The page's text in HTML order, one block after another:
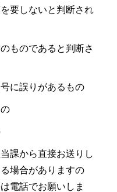
要しないと判断され
ものであると判断さ
に誤りがあるもの
課から直接お送りし
場合がありますの
電話でお願いしま